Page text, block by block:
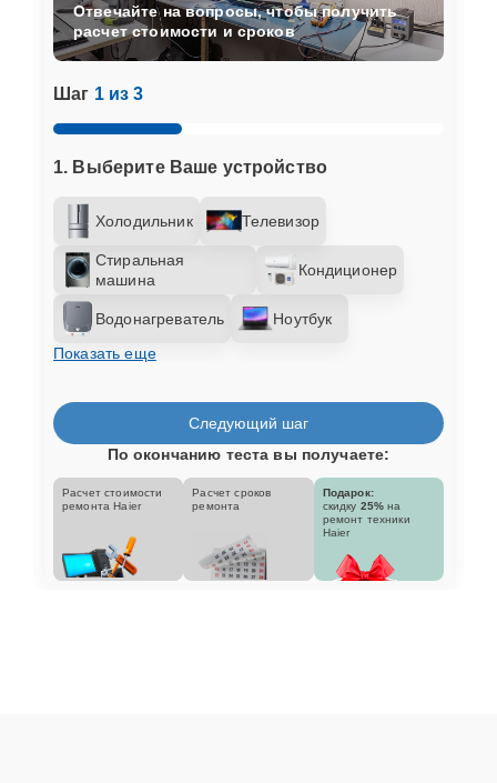
Шаг 1 из 3
1. Выберите Ваше устройство
Холодильник Телевизор
Стиральная
машина
Кондиционер
Водонагреватель
Ноутбук
Показать еще
Отвечайте на вопросы, чтобы получить
расчет стоимости и сроков
Следующий шаг
По окончанию теста вы получаете:
Расчет стоимости
ремонта Haier
Расчет сроков
ремонта
Подарок:
скидку 25% на
ремонт техники
Haier